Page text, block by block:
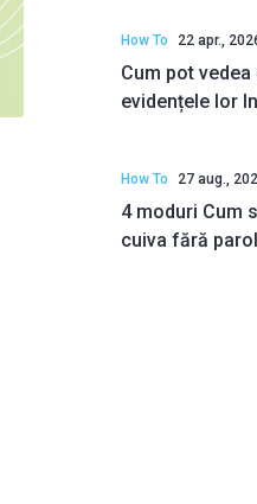
How To 22 apr.,
Cum pot
evidențele lor
How To 27 aug.,
4 moduri Cum
cuiva fără